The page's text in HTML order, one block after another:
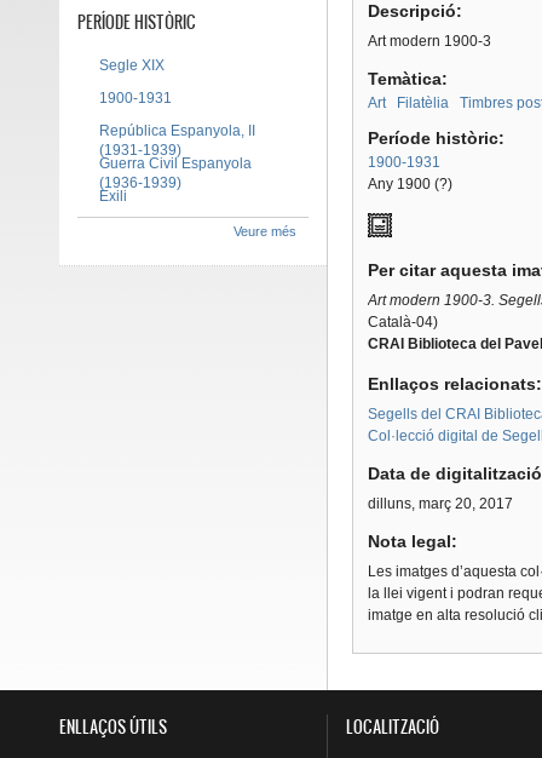
Descripció:
Art modern 1900-3
Temàtica:
Art Filatèlia Timbres
Període històric:
1900-1931
Any 1900 (?)
Per citar aquesta
Art modern 1900-3.
Català-04)
CRAI Biblioteca del
Enllaços
Segells del CRAI
Col·lecció digital de
Data de
dilluns, març 20, 2017
Nota legal:
Les imatges d’aquesta
la llei vigent i podran
imatge en alta resolució
PERÍODE HISTÒRIC
Segle XIX
1900-1931
República Espanyola, II
(1931-1939)
Guerra Civil Espanyola
(1936-1939)
Exili
Veure més
ENLLAÇOS ÚTILS LOCALITZACIÓ